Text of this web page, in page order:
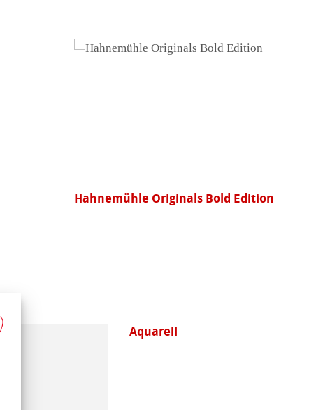
Hahnemühle Originals Bold Edition
Aquarell